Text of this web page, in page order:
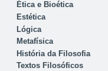
Ética e Bioética
Estética
Lógica
Metafísica
História da Filosofia
Textos Filosóficos